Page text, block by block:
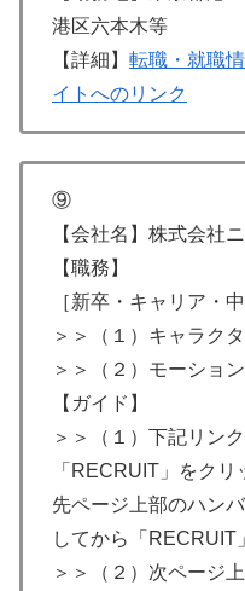
港区六本木等
【詳細】 転職・就職
イトへのリンク
⑨
【会社名】株式会社
【職務】
［新卒・キャリア・中
＞＞（１）キャラク
＞＞（２）モーショ
【ガイド】
＞＞（１）下記リン
「RECRUIT」をク
先ページ上部のハン
してから「RECRUIT
＞＞（２）次ページ